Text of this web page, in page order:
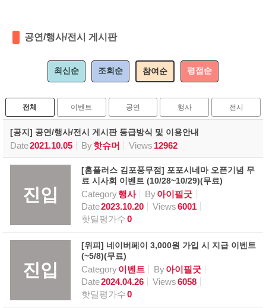
공연/행사/전시 게시판
최신순 조회순 참여순 평점순
전체 이벤트 공연 행사 전시
[공지] 공연/행사/전시 게시판 등급방식 및 이용안내
Date2021.10.05 By핫슈머 Views 12962
진입
[홈플러스 김포풍무점] 포포시네마 오픈기념 무
료 시사회 이벤트 (10/28~10/29)(무료)
Category행사 By아이필굿
Date2023.10.20 Views6001
핫딜평가수0
진입
[위피] 네이버페이 3,000원 가입 시 지급 이벤트
(~5/8)(무료)
Category이벤트 By아이필굿
Date2024.04.26 Views6058
핫딜평가수0